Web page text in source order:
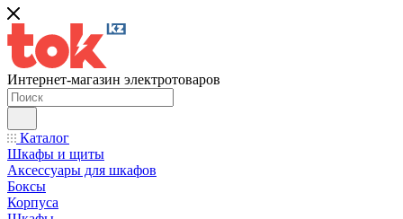
Интернет-магазин электротоваров
Каталог
Шкафы и щиты
Аксессуары для шкафов
Боксы
Корпуса